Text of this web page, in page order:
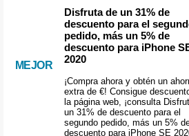
MEJOR
Disfruta de un 31% de
descuento para el
pedido, más un 5% de
descuento para iPhone
2020
¡Compra ahora y obtén un
extra de €! Consigue
la página web, ¡consulta
un 31% de descuento para el
segundo pedido, más un 5%
descuento para iPhone SE